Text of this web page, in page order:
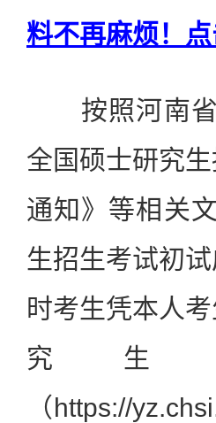
料不再麻烦！
按照河南省
全国硕士研究
通知》等相关
生招生考试初
时考生凭本人
究生
（https://